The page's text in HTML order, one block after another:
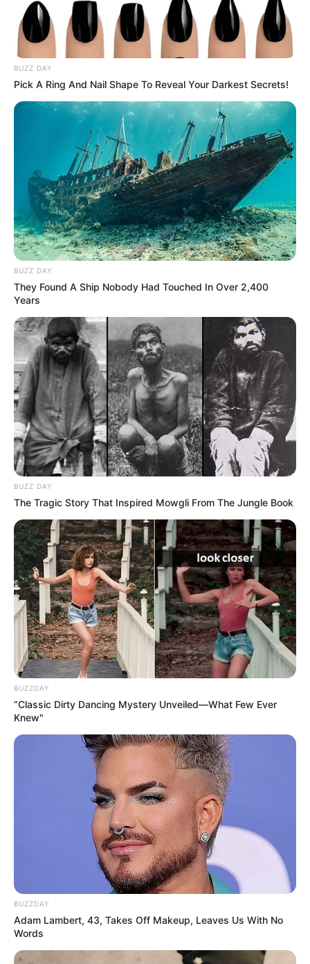
BUZZ DAY
Pick A Ring And Nail Shape To Reveal Your Darkest Secrets!
BUZZ DAY
They Found A Ship Nobody Had Touched In Over 2,400
Years
BUZZ DAY
The Tragic Story That Inspired Mowgli From The Jungle Book
BUZZDAY
“Classic Dirty Dancing Mystery Unveiled—What Few Ever
Knew"
BUZZDAY
Adam Lambert, 43, Takes Off Makeup, Leaves Us With No
Words